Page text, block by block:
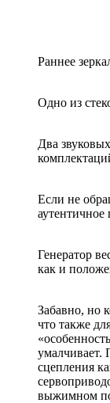
Раннее
Одно из
Два
Если не
аутентичное
Генератор
как и
Забавно, но
что также
сцепления
выжимном